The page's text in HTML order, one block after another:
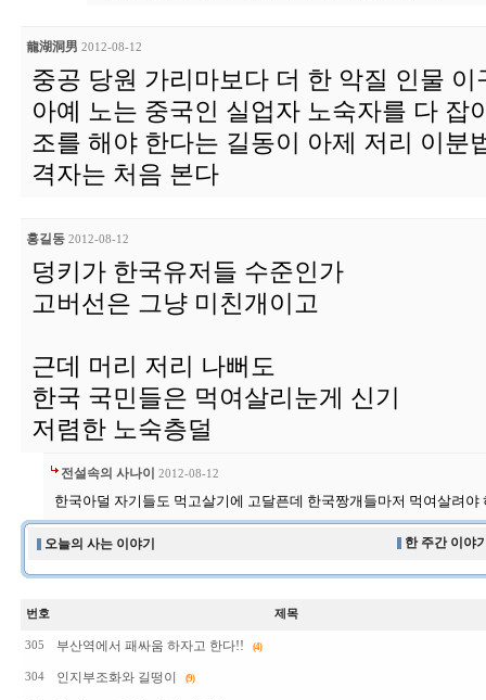
龍湖洞男 2012-08-12
중공 당원 가리마보다 더 한 악질 인물
아예 노는 중국인 실업자 노숙자를 다 잡
조를 해야 한다는 길동이 아제 저리 이분
격자는 처음 본다
홍길동 2012-08-12
덩키가 한국유저들 수준인가
고버선은 그냥 미친개이고
근데 머리 저리 나뻐도
한국 국민들은 먹여살리눈게 신기
저렴한 노숙층덜
전설속의 사나이 2012-08-12
한국아덜 자기들도 먹고살기에 고달픈데 한국짱개들마저 먹여살려야
오늘의 사는 이야기 한 주간 이야
번호 제목
305 부산역에서 패싸움 하자고 한다!! (4)
304 인지부조화와 길떵이 (9)